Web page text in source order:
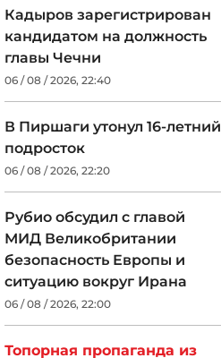
Кадыров зарегистрирован
кандидатом на должность
главы Чечни
06 / 08 / 2026, 22:40
В Пиршаги утонул 16-летний
подросток
06 / 08 / 2026, 22:20
Рубио обсудил с главой
МИД Великобритании
безопасность Европы и
ситуацию вокруг Ирана
06 / 08 / 2026, 22:00
Топорная пропаганда из